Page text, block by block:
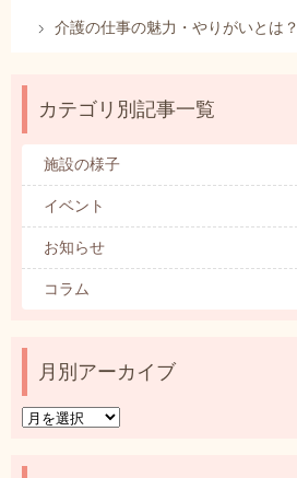
介護の仕事の魅力・やりがいとは？
カテゴリ別記事一覧
施設の様子
イベント
お知らせ
コラム
月別アーカイブ
月
ア